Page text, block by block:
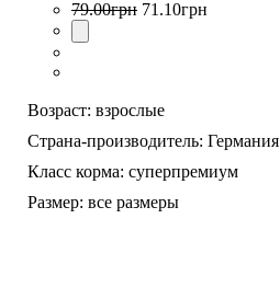
79.00грн 71 .10грн
Возраст: взрослые
Страна-производитель: Германия
Класс корма: суперпремиум
Размер: все размеры